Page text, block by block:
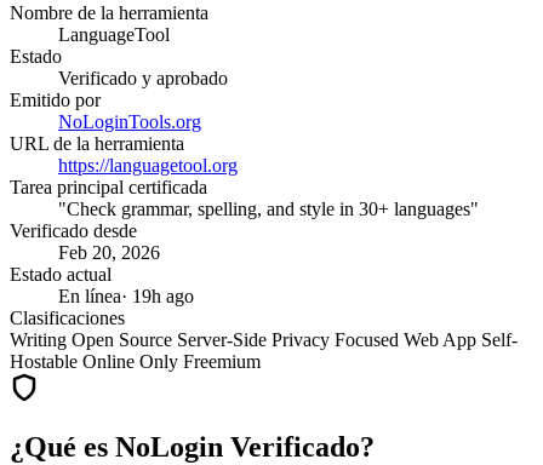
Nombre de la herramienta
LanguageTool
Estado
Verificado y aprobado
Emitido por
NoLoginTools.org
URL de la herramienta
https://languagetool.org
Tarea principal certificada
"Check grammar, spelling, and style in 30+ languages"
Verificado desde
Feb 20, 2026
Estado actual
En línea· 19h ago
Clasificaciones
Writing Open Source Server-Side Privacy Focused Web App Self-
Hostable Online Only Freemium
¿Qué es NoLogin Verificado?